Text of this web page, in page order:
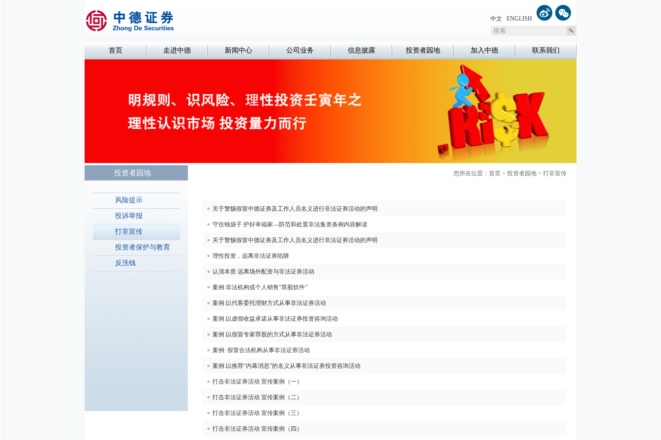
中文 ENGLISH
首页 走进中德 新闻中心 公司业务 信息披露 投资者园地 加入中德 联系我们
投资者园地
风险提示
投诉举报
打非宣传
投资者保护与教育
反洗钱
您所在位置： 首页 > 投资者园地 > 打非宣传
关于警惕假冒中德证券及工作人员名义进行非法证券活动的声明
守住钱袋子 护好幸福家---防范和处置非法集资条例内容解读
关于警惕假冒中德证券及工作人员名义进行非法证券活动的声明
理性投资，远离非法证券陷阱
认清本质 远离场外配资与非法证券活动
案例:非法机构或个人销售“荐股软件”
案例:以代客委托理财方式从事非法证券活动
案例:以虚假收益承诺从事非法证券投资咨询活动
案例:以假冒专家荐股的方式从事非法证券活动
案例: 假冒合法机构从事非法证券活动
案例:以推荐“内幕消息”的名义从事非法证券投资咨询活动
打击非法证券活动 宣传案例（一）
打击非法证券活动 宣传案例（二）
打击非法证券活动 宣传案例（三）
打击非法证券活动 宣传案例（四）